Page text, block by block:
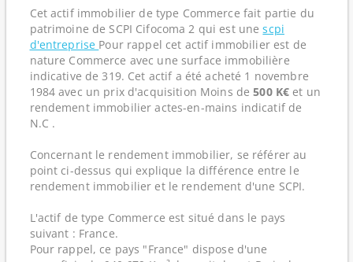
Cet actif immobilier de type Commerce fait partie du
patrimoine de SCPI Cifocoma 2 qui est unescpi
d'entreprise Pour rappel cet actif immobilier est de
nature Commerce avec une surface immobilière
indicative de 319. Cet actif a été acheté 1 novembre
1984 avec un prix d'acquisition Moins de500 K€ et un
rendement immobilier actes-en-mains indicatif de
N.C .
Concernant le rendement immobilier, se référer au
point ci-dessus qui explique la différence entre le
rendement immobilier et le rendement d'une SCPI.
L'actif de type Commerce est situé dans le pays
suivant : France.
Pour rappel, ce pays "France" dispose d'une